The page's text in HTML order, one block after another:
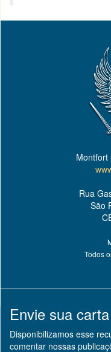
Montfort
Rua
São
Todos
Envie sua carta
Disponibilizamos esse
comentar nossas